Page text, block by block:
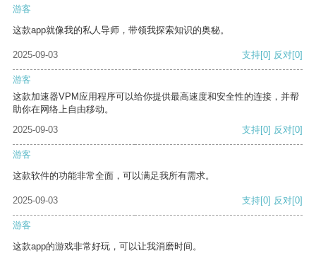
游客
这款app就像我的私人导师，带领我探索知识的奥秘。
2025-09-03 支持[0] 反对[0]
游客
这款加速器VPM应用程序可以给你提供最高速度和安全性的连接，并帮
助你在网络上自由移动。
2025-09-03
支持[0] 反对[0]
游客
这款软件的功能非常全面，可以满足我所有需求。
2025-09-03 支持[0] 反对[0]
游客
这款app的游戏非常好玩，可以让我消磨时间。